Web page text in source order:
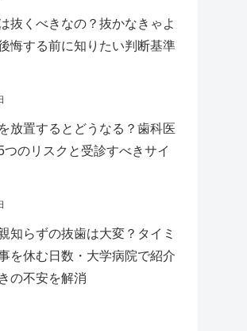
抜くべきなの？抜かなきゃよ
悔する前に知りたい判断基準
放置するとどうなる？歯科医
つのリスクと受診すべきサイ
知らずの抜歯は大変？タイミ
を休む日数・大学病院で紹介
の不安を解消